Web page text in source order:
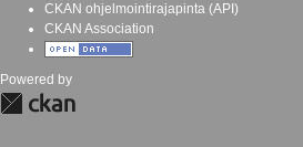
CKAN ohjelmointirajapinta (API)
CKAN Association
Powered by